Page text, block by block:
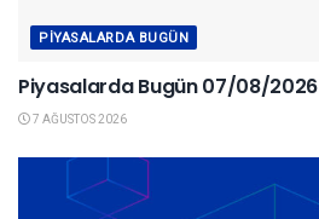
PIYASALARDA BUGÜN
Piyasalarda Bugün 07/08/2026
7 AĞUSTOS 2026